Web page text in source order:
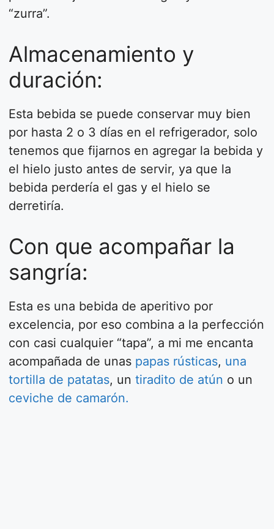
“zurra”.
Almacenamiento y
duración:
Esta bebida se puede conservar muy bien
por hasta 2 o 3 días en el refrigerador, solo
tenemos que fijarnos en agregar la bebida y
el hielo justo antes de servir, ya que la
bebida perdería el gas y el hielo se
derretiría.
Con que acompañar la
sangría:
Esta es una bebida de aperitivo por
excelencia, por eso combina a la perfección
con casi cualquier “tapa”, a mi me encanta
acompañada de unas papas rústicas, una
tortilla de patatas, untiradito de atún o un
ceviche de camarón.